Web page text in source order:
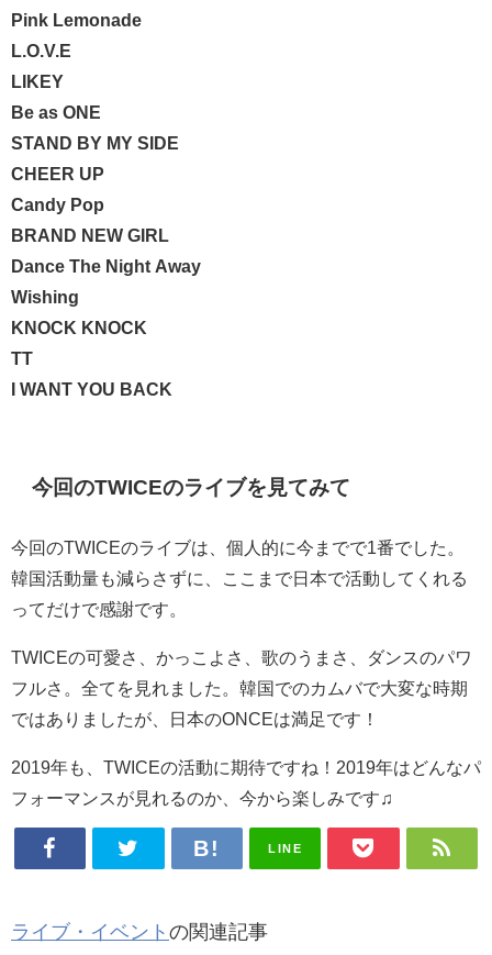
Pink Lemonade
L.O.V.E
LIKEY
Be as ONE
STAND BY MY SIDE
CHEER UP
Candy Pop
BRAND NEW GIRL
Dance The Night Away
Wishing
KNOCK KNOCK
TT
I WANT YOU BACK
今回のTWICEのライブを見てみて
今回のTWICEのライブは、個人的に今までで1番でした。
韓国活動量も減らさずに、ここまで日本で活動してくれる
ってだけで感謝です。
TWICEの可愛さ、かっこよさ、歌のうまさ、ダンスのパワ
フルさ。全てを見れました。韓国でのカムバで大変な時期
ではありましたが、日本のONCEは満足です！
2019年も、TWICEの活動に期待ですね！2019年はどんなパ
フォーマンスが見れるのか、今から楽しみです♫
LINE
ライブ・イベント の関連記事